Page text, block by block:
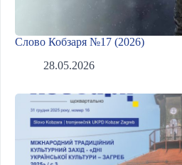
Слово Кобзаря №17 (2026)
28.05.2026